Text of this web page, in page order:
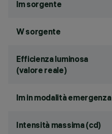
lm sorgente
W sorgente
Efficienza luminosa
(valore reale)
lm in modalità emergenza
Intensità massima (cd)